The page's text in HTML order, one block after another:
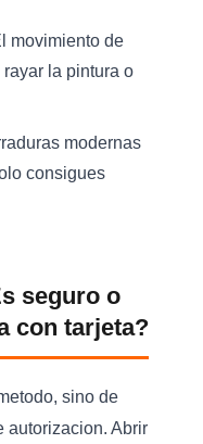
movimiento de
la pintura o
modernas
consigues
seguro o
con tarjeta?
sino de
autorizacion. Abrir